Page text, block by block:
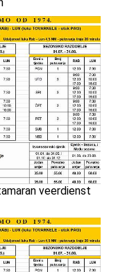
veerdienst